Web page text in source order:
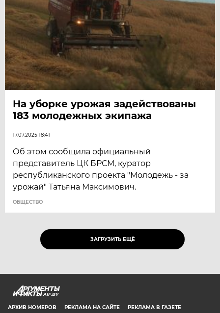
На уборке урожая задействованы
183 молодежных экипажа
17.07.2025 18:41
Об этом сообщила официальный
представитель ЦК БРСМ, куратор
республиканского проекта "Молодежь - за
урожай" Татьяна Максимович.
ОБЩЕСТВО
ЗАГРУЗИТЬ ЕЩЁ
AIF.BY
АРХИВ НОМЕРОВ РЕКЛАМА НА САЙТЕ РЕКЛАМА В ГАЗЕТЕ